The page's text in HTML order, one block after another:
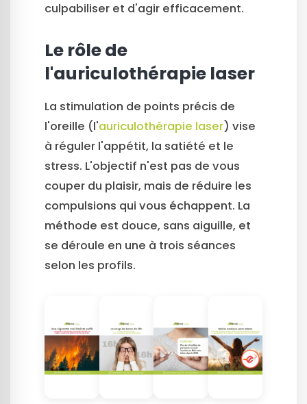
culpabiliser et d'agir efficacement.
Le rôle de
l'auriculothérapie laser
La stimulation de points précis de
l'oreille (l'auriculothérapie laser) vise
à réguler l'appétit, la satiété et le
stress. L'objectif n'est pas de vous
couper du plaisir, mais de réduire les
compulsions qui vous échappent. La
méthode est douce, sans aiguille, et
se déroule en une à trois séances
selon les profils.